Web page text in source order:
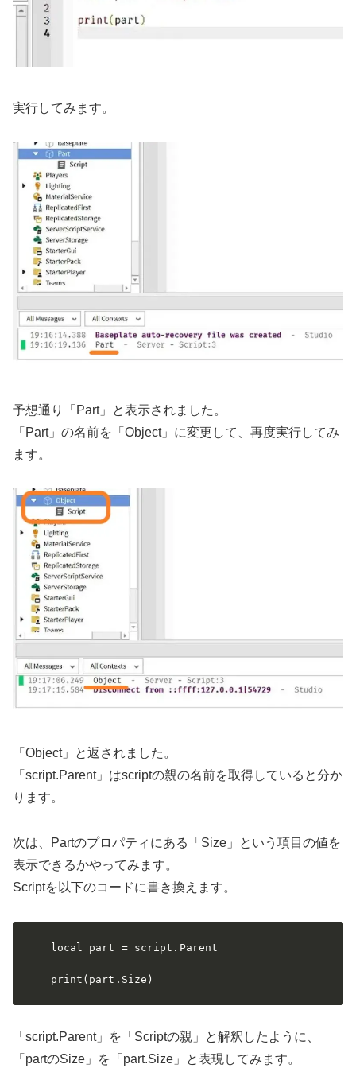
実行してみます。
予想通り「Part」と表示されました。
「Part」の名前を「Object」に変更して、再度実行してみ
ます。
「Object」と返されました。
「script.Parent」はscriptの親の名前を取得していると分か
ります。
次は、Partのプロパティにある「Size」という項目の値を
表示できるかやってみます。
Scriptを以下のコードに書き換えます。
local part = script.Parent
print(part.Size)
「script.Parent」を「Scriptの親」と解釈したように、
「partのSize」を「part.Size」と表現してみます。